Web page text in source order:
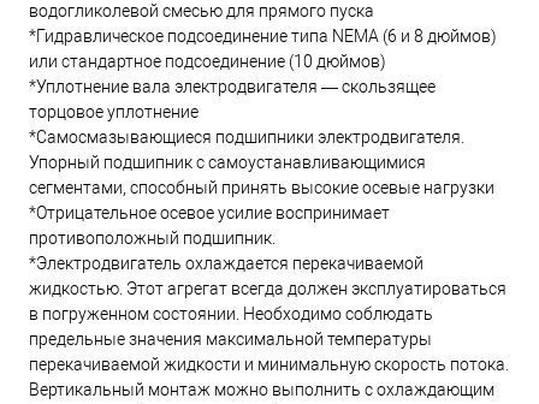
водогликолевой смесью для прямого пуска
*Гидравлическое подсоединение типа NEMA (6 и 8 дюймов)
или стандартное подсоединение (10 дюймов)
*Уплотнение вала электродвигателя — скользящее
торцовое уплотнение
*Самосмазывающиеся подшипники электродвигателя.
Упорный подшипник с самоустанавливающимися
сегментами, способный принять высокие осевые нагрузки
*Отрицательное осевое усилие воспринимает
противоположный подшипник.
*Электродвигатель охлаждается перекачиваемой
жидкостью. Этот агрегат всегда должен эксплуатироваться
в погруженном состоянии. Необходимо соблюдать
предельные значения максимальной температуры
перекачиваемой жидкости и минимальную скорость потока.
Вертикальный монтаж можно выполнить с охлаждающим